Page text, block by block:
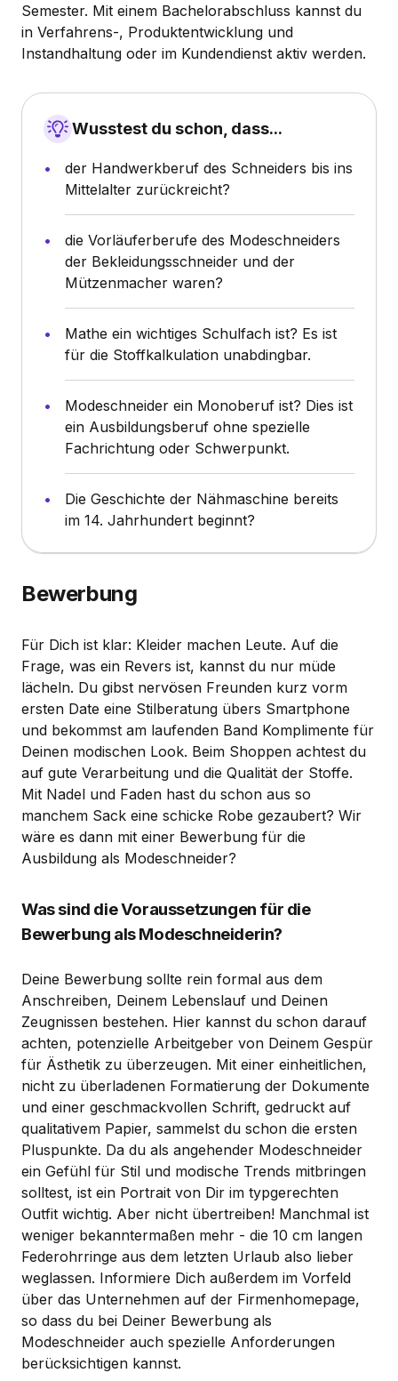
Semester. Mit einem Bachelorabschluss kannst du
in Verfahrens-, Produktentwicklung und
Instandhaltung oder im Kundendienst aktiv werden.
Wusstest du schon, dass...
der Handwerkberuf des Schneiders bis ins
Mittelalter zurückreicht?
die Vorläuferberufe des Modeschneiders
der Bekleidungsschneider und der
Mützenmacher waren?
Mathe ein wichtiges Schulfach ist? Es ist
für die Stoffkalkulation unabdingbar.
Modeschneider ein Monoberuf ist? Dies ist
ein Ausbildungsberuf ohne spezielle
Fachrichtung oder Schwerpunkt.
Die Geschichte der Nähmaschine bereits
im 14. Jahrhundert beginnt?
Bewerbung
Für Dich ist klar: Kleider machen Leute. Auf die
Frage, was ein Revers ist, kannst du nur müde
lächeln. Du gibst nervösen Freunden kurz vorm
ersten Date eine Stilberatung übers Smartphone
und bekommst am laufenden Band Komplimente für
Deinen modischen Look. Beim Shoppen achtest du
auf gute Verarbeitung und die Qualität der Stoffe.
Mit Nadel und Faden hast du schon aus so
manchem Sack eine schicke Robe gezaubert? Wir
wäre es dann mit einer Bewerbung für die
Ausbildung als Modeschneider?
Was sind die Voraussetzungen für die
Bewerbung als Modeschneiderin?
Deine Bewerbung sollte rein formal aus dem
Anschreiben, Deinem Lebenslauf und Deinen
Zeugnissen bestehen. Hier kannst du schon darauf
achten, potenzielle Arbeitgeber von Deinem Gespür
für Ästhetik zu überzeugen. Mit einer einheitlichen,
nicht zu überladenen Formatierung der Dokumente
und einer geschmackvollen Schrift, gedruckt auf
qualitativem Papier, sammelst du schon die ersten
Pluspunkte. Da du als angehender Modeschneider
ein Gefühl für Stil und modische Trends mitbringen
solltest, ist ein Portrait von Dir im typgerechten
Outfit wichtig. Aber nicht übertreiben! Manchmal ist
weniger bekanntermaßen mehr - die 10 cm langen
Federohrringe aus dem letzten Urlaub also lieber
weglassen. Informiere Dich außerdem im Vorfeld
über das Unternehmen auf der Firmenhomepage,
so dass du bei Deiner Bewerbung als
Modeschneider auch spezielle Anforderungen
berücksichtigen kannst.